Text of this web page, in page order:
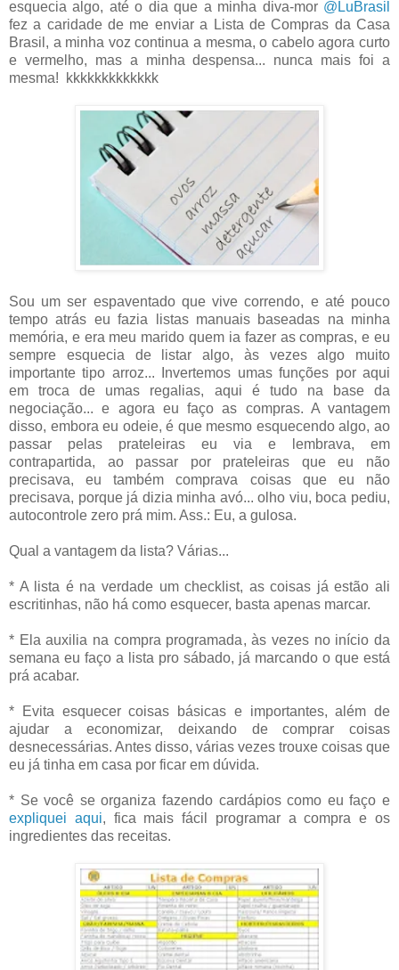
esquecia algo, até o dia que a minha diva-mor @LuBrasil
fez a caridade de me enviar a Lista de Compras da Casa
Brasil, a minha voz continua a mesma, o cabelo agora curto
e vermelho, mas a minha despensa... nunca mais foi a
mesma! kkkkkkkkkkkkk
Sou um ser espaventado que vive correndo, e até pouco
tempo atrás eu fazia listas manuais baseadas na minha
memória, e era meu marido quem ia fazer as compras, e eu
sempre esquecia de listar algo, às vezes algo muito
importante tipo arroz... Invertemos umas funções por aqui
em troca de umas regalias, aqui é tudo na base da
negociação... e agora eu faço as compras. A vantagem
disso, embora eu odeie, é que mesmo esquecendo algo, ao
passar pelas prateleiras eu via e lembrava, em
contrapartida, ao passar por prateleiras que eu não
precisava, eu também comprava coisas que eu não
precisava, porque já dizia minha avó... olho viu, boca pediu,
autocontrole zero prá mim. Ass.: Eu, a gulosa.
Qual a vantagem da lista? Várias...
* A lista é na verdade um checklist, as coisas já estão ali
escritinhas, não há como esquecer, basta apenas marcar.
* Ela auxilia na compra programada, às vezes no início da
semana eu faço a lista pro sábado, já marcando o que está
prá acabar.
* Evita esquecer coisas básicas e importantes, além de
ajudar a economizar, deixando de comprar coisas
desnecessárias. Antes disso, várias vezes trouxe coisas que
eu já tinha em casa por ficar em dúvida.
* Se você se organiza fazendo cardápios como eu faço e
expliquei aqui, fica mais fácil programar a compra e os
ingredientes das receitas.